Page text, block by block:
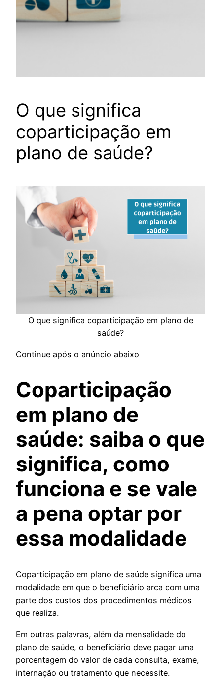
O que significa
coparticipação em
plano de saúde?
O que significa coparticipação em plano de
saúde?
Continue após o anúncio abaixo
Coparticipação
em plano de
saúde: saiba o que
significa, como
funciona e se vale
a pena optar por
essa modalidade
Coparticipação em plano de saúde significa uma
modalidade em que o beneficiário arca com uma
parte dos custos dos procedimentos médicos
que realiza.
Em outras palavras, além da mensalidade do
plano de saúde, o beneficiário deve pagar uma
porcentagem do valor de cada consulta, exame,
internação ou tratamento que necessite.